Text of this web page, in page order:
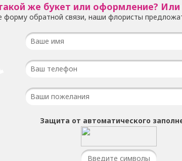
же букет или оформление? Или
форму обратной связи, наши флористы
Защита от автоматического